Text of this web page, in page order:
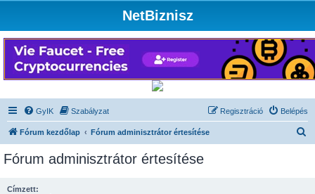
NetBiznisz
GyIK Szabályzat Belépés
Regisztráció
Fórum kezdőlap Fórum adminisztrátor értesítése
Fórum adminisztrátor értesítése
Címzett: